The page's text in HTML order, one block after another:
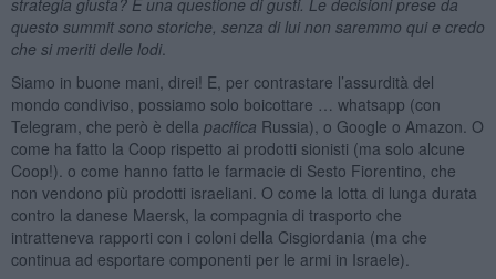
questo summit sono storiche, senza di lui non saremmo qui e credo
che si meriti delle lodi.
Siamo in buone mani, direi! E, per contrastare l’assurdità del
mondo condiviso, possiamo solo boicottare … whatsapp (con
Telegram, che però è della pacifica Russia), o Google o Amazon. O
come ha fatto la Coop rispetto ai prodotti sionisti (ma solo alcune
Coop!). o come hanno fatto le farmacie di Sesto Fiorentino, che
non vendono più prodotti israeliani. O come la lotta di lunga durata
contro la danese Maersk, la compagnia di trasporto che
intratteneva rapporti con i coloni della Cisgiordania (ma che
continua ad esportare componenti per le armi in Israele).